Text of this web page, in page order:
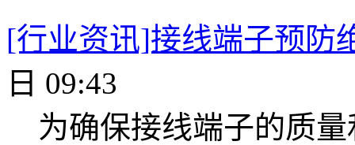
[行业资讯]接线端子预防
日 09:43
为确保接线端子的质